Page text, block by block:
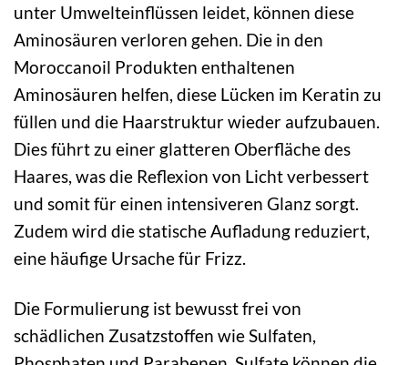
unter Umwelteinflüssen leidet, können diese
Aminosäuren verloren gehen. Die in den
Moroccanoil Produkten enthaltenen
Aminosäuren helfen, diese Lücken im Keratin zu
füllen und die Haarstruktur wieder aufzubauen.
Dies führt zu einer glatteren Oberfläche des
Haares, was die Reflexion von Licht verbessert
und somit für einen intensiveren Glanz sorgt.
Zudem wird die statische Aufladung reduziert,
eine häufige Ursache für Frizz.
Die Formulierung ist bewusst frei von
schädlichen Zusatzstoffen wie Sulfaten,